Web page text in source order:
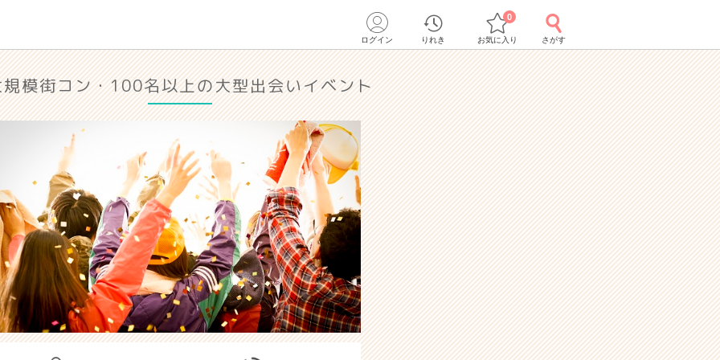
ログイン りれき お気に入り
0
さがす
規模街コン・100名以上の大型出会いイベント